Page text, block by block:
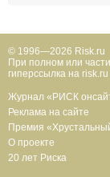
© 1996—2026 Risk.ru
При полном или
гиперссылка на
Журнал «РИСК
Реклама на сайте
Премия
О проекте
20 лет Риска